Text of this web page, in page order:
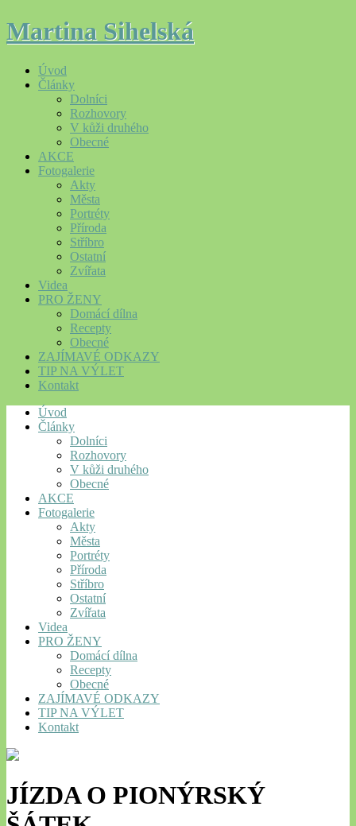
Martina Sihelská
Úvod
Články
Dolníci
Rozhovory
V kůži druhého
Obecné
AKCE
Fotogalerie
Akty
Města
Portréty
Příroda
Stříbro
Ostatní
Zvířata
Videa
PRO ŽENY
Domácí dílna
Recepty
Obecné
ZAJÍMAVÉ ODKAZY
TIP NA VÝLET
Kontakt
Úvod
Články
Dolníci
Rozhovory
V kůži druhého
Obecné
AKCE
Fotogalerie
Akty
Města
Portréty
Příroda
Stříbro
Ostatní
Zvířata
Videa
PRO ŽENY
Domácí dílna
Recepty
Obecné
ZAJÍMAVÉ ODKAZY
TIP NA VÝLET
Kontakt
JÍZDA O PIONÝRSKÝ